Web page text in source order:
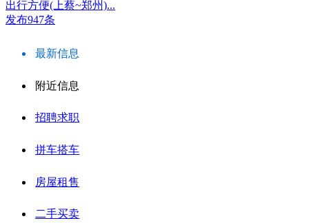
出行方便(上蔡~郑州)...
发布947条
最新信息
附近信息
招聘求职
拼车搭车
房屋租售
二手买卖